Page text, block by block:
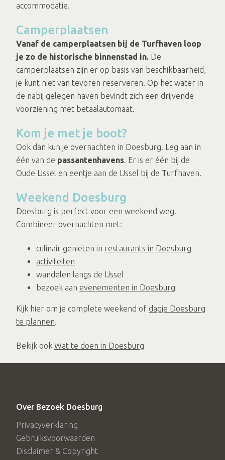
accommodatie.
Camperplaatsen
Vanaf de camperplaatsen bij de Turfhaven loop
je zo de historische binnenstad in. De
camperplaatsen zijn er op basis van beschikbaarheid,
je kunt niet van tevoren reserveren. Op het water in
de nabij gelegen haven bevindt zich een drijvende
voorziening met betaalautomaat.
Kom je met je boot?
Ook dan kun je overnachten in Doesburg. Leg aan in
één van de passantenhavens. Er is er één bij de
Oude IJssel en eentje aan de IJssel bij de Turfhaven.
Weekend Doesburg
Doesburg is perfect voor een weekend weg.
Combineer overnachten met:
culinair genieten in restaurants in Doesburg
activiteiten
wandelen langs de IJssel
bezoek aan evenementen in Doesburg
Kijk hier om je complete weekend of dagje Doesburg
te plannen.
Bekijk ook Wat te doen in Doesburg
Over Bezoek Doesburg
Privacyverklaring
Gebruiksvoorwaarden
Disclaimer & Copyright